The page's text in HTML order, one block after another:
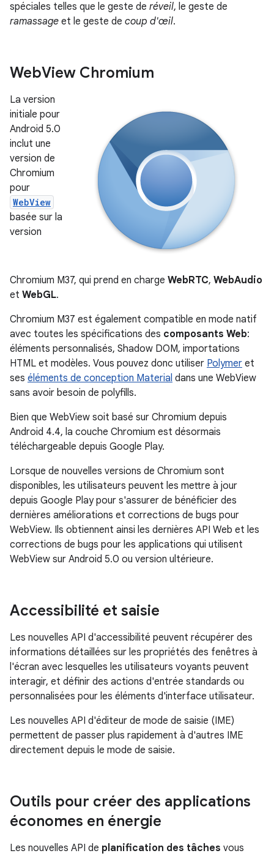
spéciales telles que le geste de réveil, le geste de
ramassage et le geste de coup d'œil.
WebView Chromium
La version
initiale pour
Android 5.0
inclut une
version de
Chromium
pour
WebView
basée sur la
version
Chromium M37, qui prend en charge WebRTC, WebAudio
et WebGL.
Chromium M37 est également compatible en mode natif
avec toutes les spécifications des composants Web:
éléments personnalisés, Shadow DOM, importations
HTML et modèles. Vous pouvez donc utiliser Polymer et
ses éléments de conception Material dans une WebView
sans avoir besoin de polyfills.
Bien que WebView soit basé sur Chromium depuis
Android 4.4, la couche Chromium est désormais
téléchargeable depuis Google Play.
Lorsque de nouvelles versions de Chromium sont
disponibles, les utilisateurs peuvent les mettre à jour
depuis Google Play pour s'assurer de bénéficier des
dernières améliorations et corrections de bugs pour
WebView. Ils obtiennent ainsi les dernières API Web et les
corrections de bugs pour les applications qui utilisent
WebView sur Android 5.0 ou version ultérieure.
Accessibilité et saisie
Les nouvelles API d'accessibilité peuvent récupérer des
informations détaillées sur les propriétés des fenêtres à
l'écran avec lesquelles les utilisateurs voyants peuvent
interagir, et définir des actions d'entrée standards ou
personnalisées pour les éléments d'interface utilisateur.
Les nouvelles API d'éditeur de mode de saisie (IME)
permettent de passer plus rapidement à d'autres IME
directement depuis le mode de saisie.
Outils pour créer des applications
économes en énergie
Les nouvelles API de planification des tâches vous